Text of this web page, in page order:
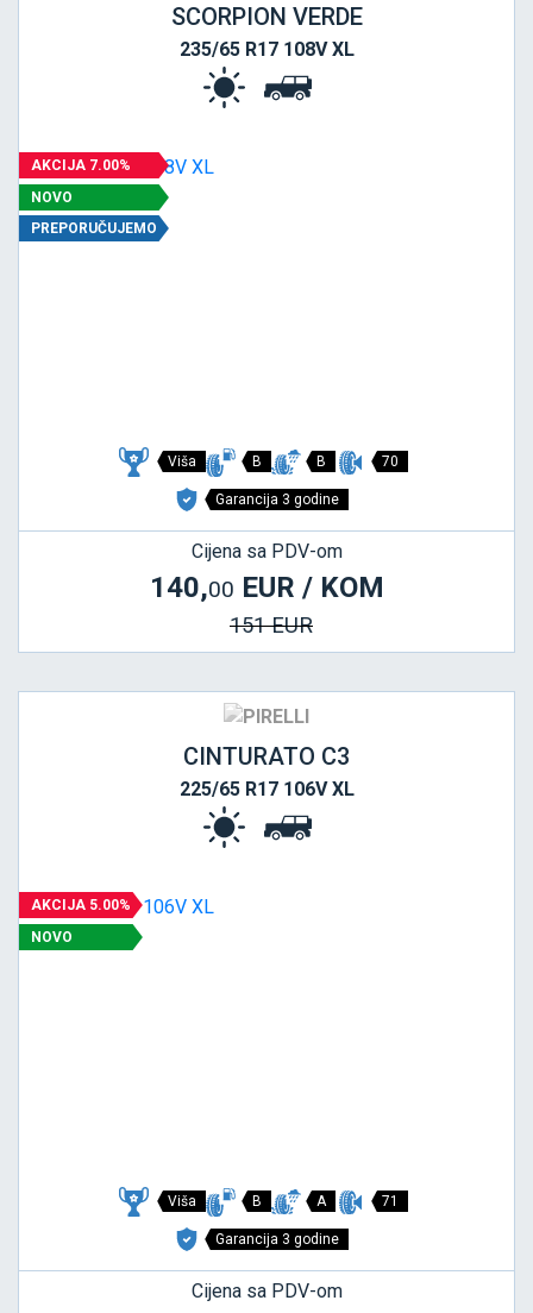
SCORPION VERDE
235/65 R17 108V XL
AKCIJA 7.00%
NOVO
PREPORUČUJEMO
Viša B B 70
Garancija 3 godine
Cijena sa PDV-om
140,00 EUR / KOM
151 EUR
CINTURATO C3
225/65 R17 106V XL
AKCIJA 5.00%
NOVO
Viša B A 71
Garancija 3 godine
Cijena sa PDV-om